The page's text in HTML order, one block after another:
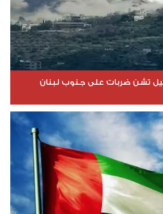
تشن ضربات على جنوب لبنان